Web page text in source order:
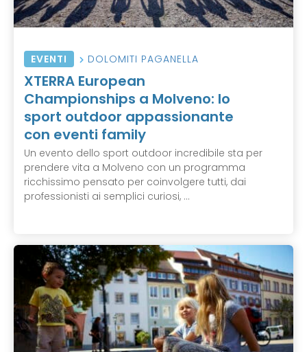
EVENTI DOLOMITI PAGANELLA
XTERRA European
Championships a Molveno: lo
sport outdoor appassionante
con eventi family
Un evento dello sport outdoor incredibile sta per
prendere vita a Molveno con un programma
ricchissimo pensato per coinvolgere tutti, dai
professionisti ai semplici curiosi, ...